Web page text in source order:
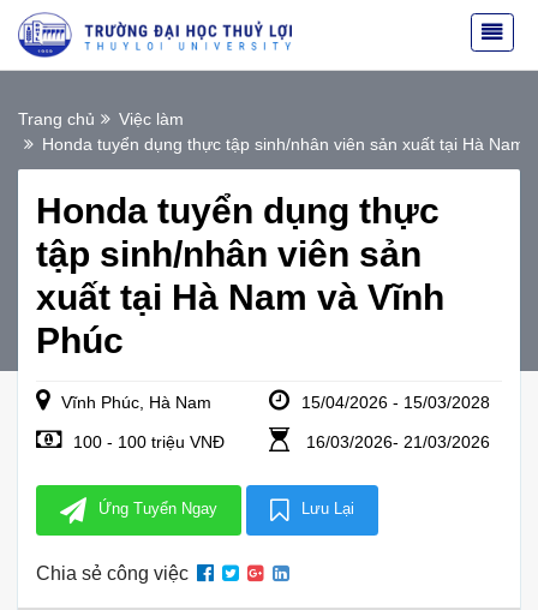
Trang chủ
Việc làm
Honda tuyển dụng thực tập sinh/nhân viên sản xuất tại Hà Nam
Honda tuyển dụng thực
tập sinh/nhân viên sản
xuất tại Hà Nam và Vĩnh
Phúc
Vĩnh Phúc, Hà Nam 15/04/2026 - 15/03/2028
100 - 100 triệu VNĐ 16/03/2026- 21/03/2026
Ứng Tuyển Ngay Lưu Lại
Chia sẻ công việc